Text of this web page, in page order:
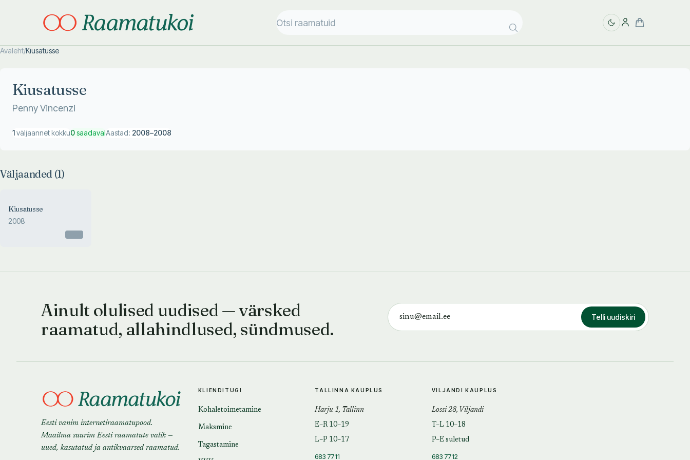
Avaleht/Kiusatusse
Kiusatusse
Penny Vincenzi
1väljaannet kokku0saadavalAastad: 2008–2008
Väljaanded (1)
Kiusatusse
2008
Ainult olulised uudised — värsked
raamatud, allahindlused, sündmused.
Telli uudiskiri
Eesti vanim internetiraamatupood.
Maailma suurim Eesti raamatute valik —
uued, kasutatud ja antikvaarsed raamatud.
KLIENDITUGI
Kohaletoimetamine
Maksmine
Tagastamine
TALLINNA KAUPLUS
Harju 1, Tallinn
E–R 10–19
L–P 10–17
683 7711
VILJANDI KAUPLUS
Lossi 28, Viljandi
T–L 10–18
P–E suletud
683 7712